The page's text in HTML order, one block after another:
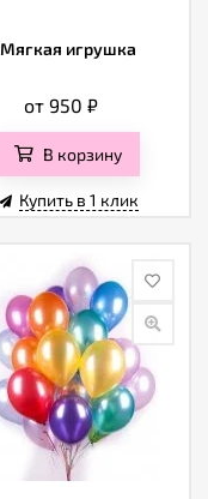
Мягкая игрушка
от 950₽
В корзину
Купить в 1 клик